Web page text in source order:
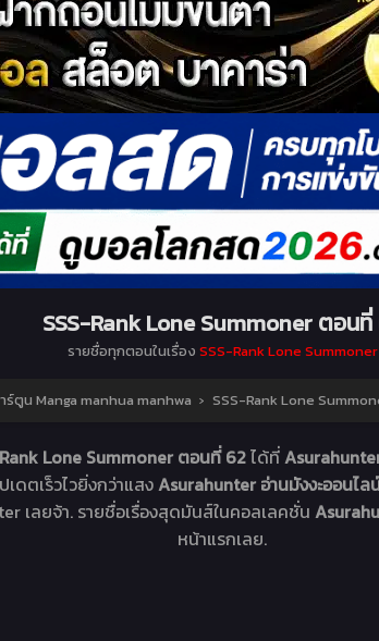
SSS-Rank Lone Summoner ตอนที่
รายชื่อทุกตอนในเรื่อง SSS-Rank Lone Summoner
ตูน Manga manhua manhwa › SSS-Rank Lone
Lone Summoner ตอนที่ 62ได้ที่
เดตเร็วไวยิ่งกว่าแสงAsurahunter อ่านมังงะออนไ
เลยจ้า. รายชื่อเรื่องสุดมันส์ในคอลเลคชั่น
หน้าแรกเลย.